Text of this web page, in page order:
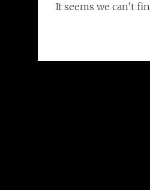
It seems we can’t